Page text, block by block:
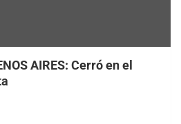
AIRES: Cerró en el